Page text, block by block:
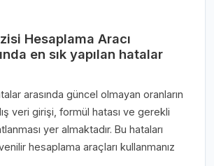
Hesaplama Aracı
en sık yapılan hatalar
arasında güncel olmayan oranların
veri girişi, formül hatası ve gerekli
yer almaktadır. Bu hataları
hesaplama araçları kullanmanız